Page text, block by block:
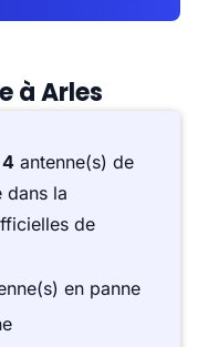
à Arles
4 antenne(s) de
dans la
de
en panne